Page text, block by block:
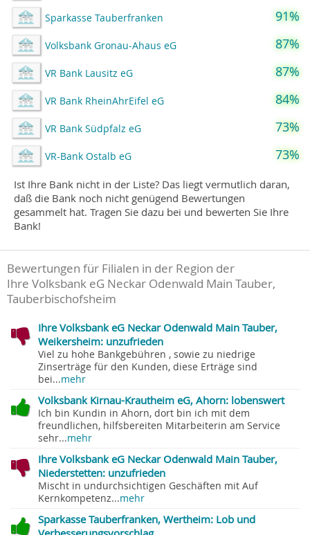
Sparkasse Tauberfranken 91%
Volksbank Gronau-Ahaus eG 87%
VR Bank Lausitz eG 87%
VR Bank RheinAhrEifel eG 84%
VR Bank Südpfalz eG 73%
VR-Bank Ostalb eG 73%
Ist Ihre Bank nicht in der Liste? Das liegt vermutlich daran,
daß die Bank noch nicht genügend Bewertungen
gesammelt hat. Tragen Sie dazu bei und bewerten Sie Ihre
Bank!
Bewertungen für Filialen in der Region der
Ihre Volksbank eG Neckar Odenwald Main Tauber,
Tauberbischofsheim
Ihre Volksbank eG Neckar Odenwald Main Tauber,
Weikersheim: unzufrieden
Viel zu hohe Bankgebühren , sowie zu niedrige
Zinserträge für den Kunden, diese Erträge sind
bei...mehr
Volksbank Kirnau-Krautheim eG, Ahorn: lobenswert
Ich bin Kundin in Ahorn, dort bin ich mit dem
freundlichen, hilfsbereiten Mitarbeiterin am Service
sehr...mehr
Ihre Volksbank eG Neckar Odenwald Main Tauber,
Niederstetten: unzufrieden
Mischt in undurchsichtigen Geschäften mit Auf
Kernkompetenz...mehr
Sparkasse Tauberfranken, Wertheim: Lob und